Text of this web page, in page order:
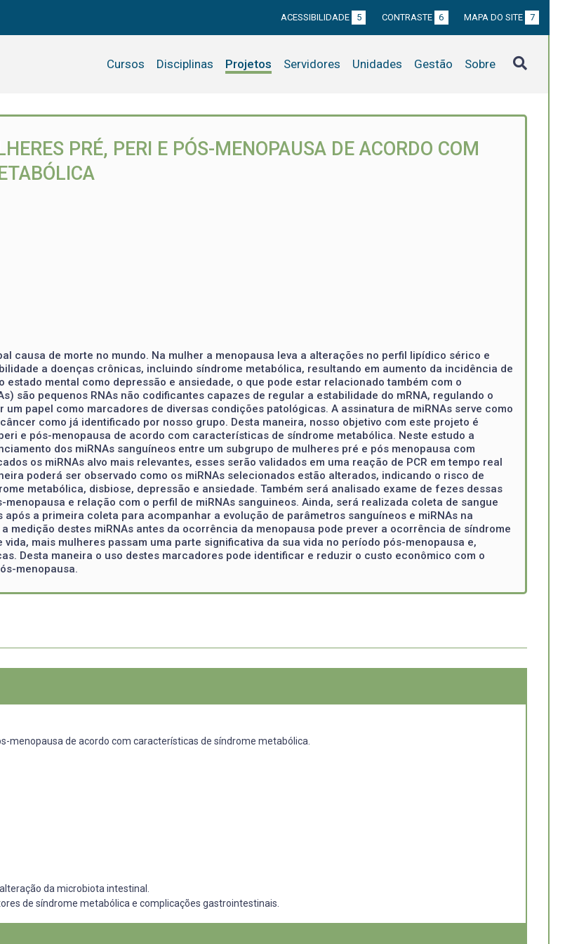
ACESSIBILIDADE 5 CONTRASTE 6 MAPA DO SITE 7
Cursos Disciplinas Projetos Servidores Unidades Gestão Sobre
PRÉ, PERI E PÓS-MENOPAUSA DE ACORDO COM
causa de morte no mundo. Na mulher a menopausa leva a alterações no perfil lipídico sérico e
a doenças crônicas, incluindo síndrome metabólica, resultando em aumento da incidência de
mental como depressão e ansiedade, o que pode estar relacionado também com o
são pequenos RNAs não codificantes capazes de regular a estabilidade do mRNA, regulando o
papel como marcadores de diversas condições patológicas. A assinatura de miRNAs serve como
como já identificado por nosso grupo. Desta maneira, nosso objetivo com este projeto é
e pós-menopausa de acordo com características de síndrome metabólica. Neste estudo a
dos miRNAs sanguíneos entre um subgrupo de mulheres pré e pós menopausa com
os miRNAs alvo mais relevantes, esses serão validados em uma reação de PCR em tempo real
poderá ser observado como os miRNAs selecionados estão alterados, indicando o risco de
metabólica, disbiose, depressão e ansiedade. Também será analisado exame de fezes dessas
e relação com o perfil de miRNAs sanguineos. Ainda, será realizada coleta de sangue
a primeira coleta para acompanhar a evolução de parâmetros sanguíneos e miRNAs na
medição destes miRNAs antes da ocorrência da menopausa pode prever a ocorrência de síndrome
mais mulheres passam uma parte significativa da sua vida no período pós-menopausa e,
Desta maneira o uso destes marcadores pode identificar e reduzir o custo econômico com o
menopausa.
menopausa de acordo com características de síndrome metabólica.
da microbiota intestinal.
de síndrome metabólica e complicações gastrointestinais.